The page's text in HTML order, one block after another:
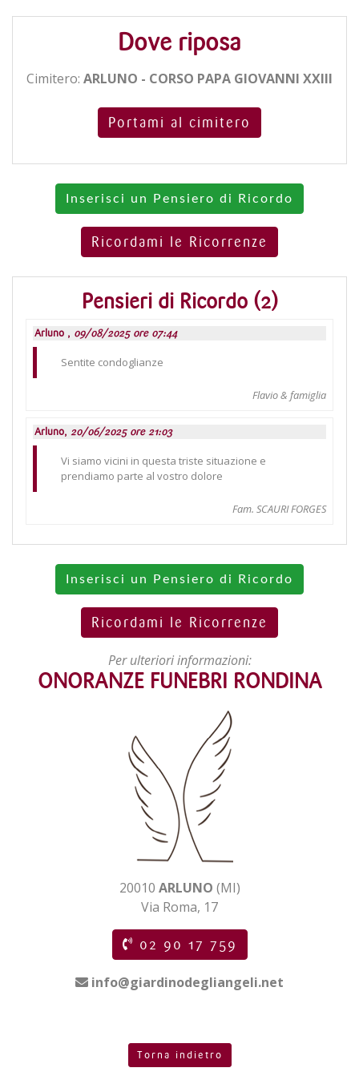
Dove riposa
Cimitero: ARLUNO - CORSO PAPA GIOVANNI XXIII
Portami al cimitero
Inserisci un Pensiero di Ricordo
Ricordami le Ricorrenze
Pensieri di Ricordo (2)
Arluno , 09/08/2025 ore 07:44
Sentite condoglianze
Flavio & famiglia
Arluno, 20/06/2025 ore 21:03
Vi siamo vicini in questa triste situazione e
prendiamo parte al vostro dolore
Fam. SCAURI FORGES
Inserisci un Pensiero di Ricordo
Ricordami le Ricorrenze
Per ulteriori informazioni:
ONORANZE FUNEBRI RONDINA
20010 ARLUNO (MI)
Via Roma, 17
02 90 17 759
info@giardinodegliangeli.net
Torna indietro